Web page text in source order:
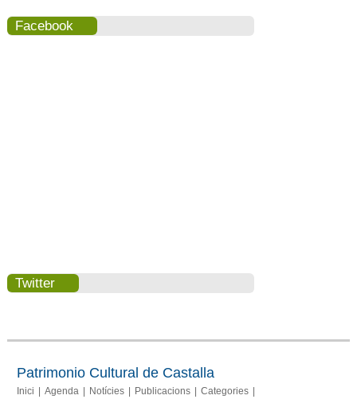
Facebook
Twitter
Patrimonio Cultural de Castalla
Inici Agenda Notícies Publicacions Categories